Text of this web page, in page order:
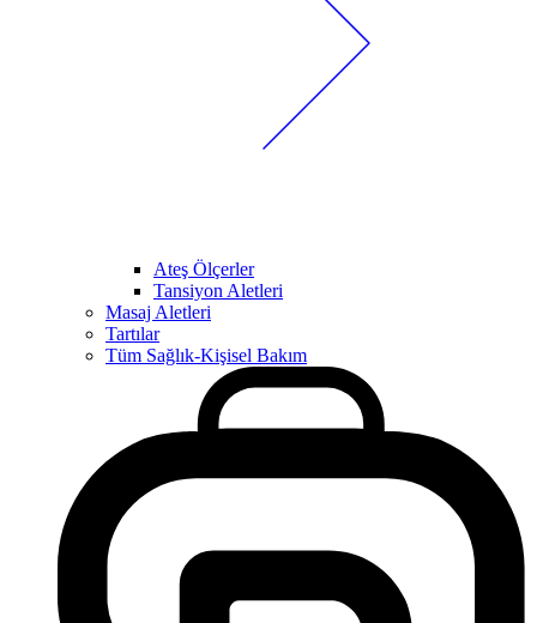
Ateş Ölçerler
Tansiyon Aletleri
Masaj Aletleri
Tartılar
Tüm Sağlık-Kişisel Bakım